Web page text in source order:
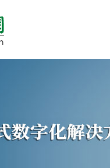
微信代运营 400电话